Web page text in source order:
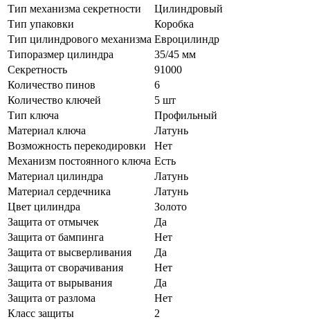
5KEY-
STB
Тип механизма секретности
Цилиндровый
Тип упаковки
Коробка
Тип цилиндрового механизма Евроцилиндр
Типоразмер цилиндра
35/45 мм
Секретность
91000
Количество пинов
6
Количество ключей
5 шт
Тип ключа
Профильный
Материал ключа
Латунь
Возможность перекодировки
Нет
Механизм постоянного ключа Есть
Материал цилиндра
Латунь
Материал сердечника
Латунь
Цвет цилиндра
Золото
Защита от отмычек
Да
Защита от бампинга
Нет
Защита от высверливания
Да
Защита от сворачивания
Нет
Защита от вырывания
Да
Защита от разлома
Нет
Класс защиты
2